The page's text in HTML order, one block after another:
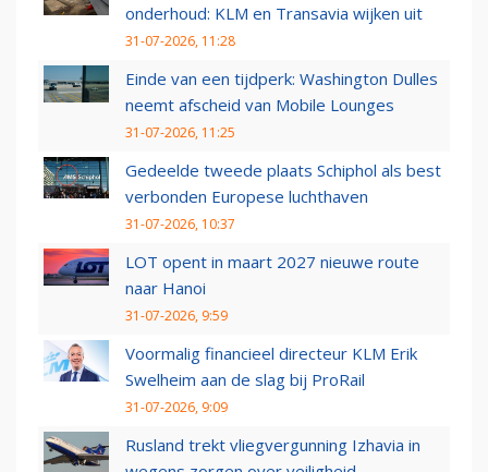
onderhoud: KLM en Transavia wijken uit
31-07-2026, 11:28
Einde van een tijdperk: Washington Dulles
neemt afscheid van Mobile Lounges
31-07-2026, 11:25
Gedeelde tweede plaats Schiphol als best
verbonden Europese luchthaven
31-07-2026, 10:37
LOT opent in maart 2027 nieuwe route
naar Hanoi
31-07-2026, 9:59
Voormalig financieel directeur KLM Erik
Swelheim aan de slag bij ProRail
31-07-2026, 9:09
Rusland trekt vliegvergunning Izhavia in